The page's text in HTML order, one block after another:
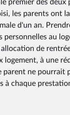
premier des deux
les parents ont
d'un an.
au
de
logement, à une
ne pourrait
à chaque